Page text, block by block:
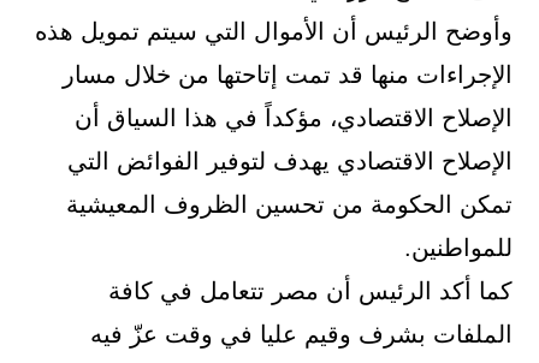
وأوضح الرئيس أن الأموال التي سيتم تمويل هذه
الإجراءات منها قد تمت إتاحتها من خلال مسار
الإصلاح الاقتصادي، مؤكداً في هذا السياق أن
الإصلاح الاقتصادي يهدف لتوفير الفوائض التي
تمكن الحكومة من تحسين الظروف المعيشية
للمواطنين.
كما أكد الرئيس أن مصر تتعامل في كافة
الملفات بشرف وقيم عليا في وقت عزّ فيه